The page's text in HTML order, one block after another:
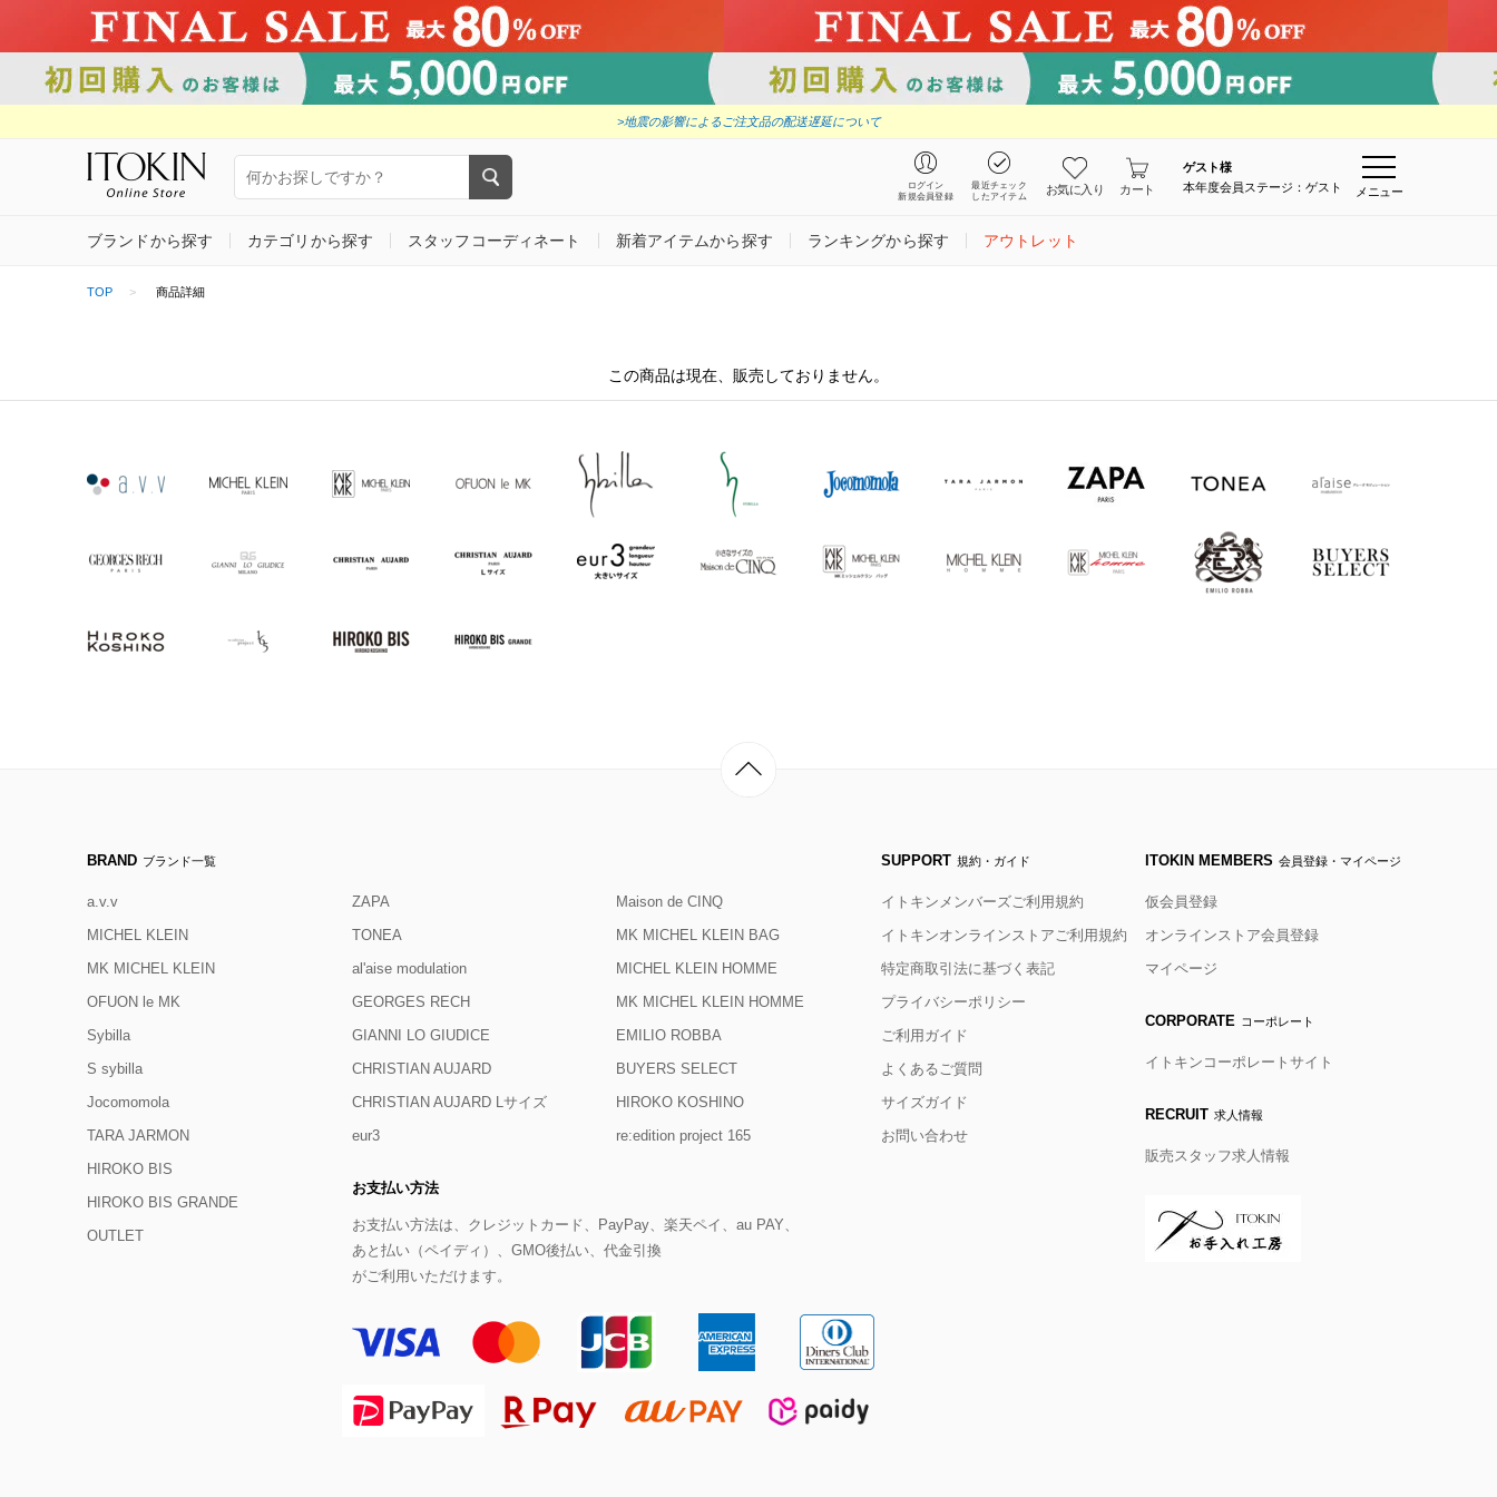
>地震の影響によるご注文品の配送遅延について
ログイン
新規会員登録
最近チェック
したアイテム
お気に入り カート
ゲスト様
本年度会員ステージ：ゲスト
メニュー
ブランドから探す カテゴリから探す スタッフコーディネート 新着アイテムから探す ランキングから探す アウトレット
TOP 商品詳細
この商品は現在、販売しておりません。
BRAND ブランド一覧
a.v.v
MICHEL KLEIN
MK MICHEL KLEIN
OFUON le MK
Sybilla
S sybilla
Jocomomola
TARA JARMON
ZAPA
TONEA
al'aise modulation
GEORGES RECH
GIANNI LO GIUDICE
CHRISTIAN AUJARD
CHRISTIAN AUJARD Lサイズ
eur3
Maison de CINQ
MK MICHEL KLEIN BAG
MICHEL KLEIN HOMME
MK MICHEL KLEIN HOMME
EMILIO ROBBA
BUYERS SELECT
HIROKO KOSHINO
re:edition project 165
HIROKO BIS
HIROKO BIS GRANDE
OUTLET
お支払い方法
お支払い方法は、クレジットカード、PayPay、楽天ペイ、au PAY、
あと払い（ペイディ）、GMO後払い、代金引換
がご利用いただけます。
SUPPORT 規約・ガイド
イトキンメンバーズご利用規約
イトキンオンラインストアご利用規約
特定商取引法に基づく表記
プライバシーポリシー
ご利用ガイド
よくあるご質問
サイズガイド
お問い合わせ
ITOKIN MEMBERS 会員登録・マイページ
仮会員登録
オンラインストア会員登録
マイページ
CORPORATE コーポレート
イトキンコーポレートサイト
RECRUIT 求人情報
販売スタッフ求人情報